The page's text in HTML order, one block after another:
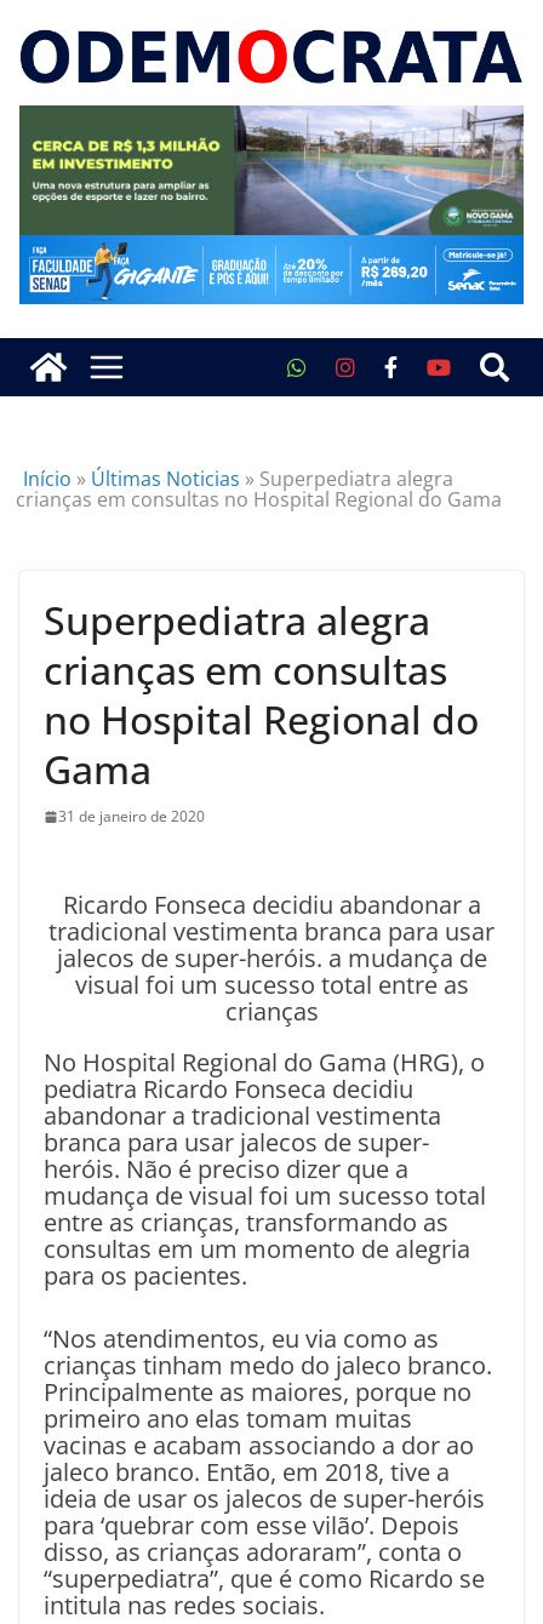
Início » Últimas Noticias » Superpediatra alegra
crianças em consultas no Hospital Regional do Gama
Superpediatra alegra
crianças em consultas
no Hospital Regional do
Gama
31 de janeiro de 2020
Ricardo Fonseca decidiu abandonar a
tradicional vestimenta branca para usar
jalecos de super-heróis. a mudança de
visual foi um sucesso total entre as
crianças
No Hospital Regional do Gama (HRG), o
pediatra Ricardo Fonseca decidiu
abandonar a tradicional vestimenta
branca para usar jalecos de super-
heróis. Não é preciso dizer que a
mudança de visual foi um sucesso total
entre as crianças, transformando as
consultas em um momento de alegria
para os pacientes.
“Nos atendimentos, eu via como as
crianças tinham medo do jaleco branco.
Principalmente as maiores, porque no
primeiro ano elas tomam muitas
vacinas e acabam associando a dor ao
jaleco branco. Então, em 2018, tive a
ideia de usar os jalecos de super-heróis
para ‘quebrar com esse vilão’. Depois
disso, as crianças adoraram”, conta o
“superpediatra”, que é como Ricardo se
intitula nas redes sociais.